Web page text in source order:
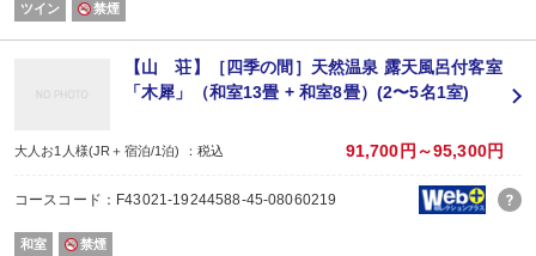
ツイン 禁煙
【山 荘】［四季の間］天然温泉 露天風呂付客室
「木犀」（和室13畳 + 和室8畳）(2〜5名1室)
大人お1人様(JR＋宿泊/1泊) ：税込 91,700円～95,300円
コースコード：F43021-19244588-45-08060219
和室 禁煙